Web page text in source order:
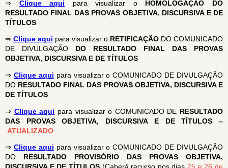
⇒ Clique aqui para visualizar o HOMOLOGAÇÃO DO
RESULTADO FINAL DAS PROVAS OBJETIVA, DISCURSIVA E DE
TÍTULOS
⇒ Clique aqui para visualizar o RETIFICAÇÃO DO COMUNICADO
DE DIVULGAÇÃO DO RESULTADO FINAL DAS PROVAS
OBJETIVA, DISCURSIVA E DE TÍTULOS
⇒ Clique aqui para visualizar o COMUNICADO DE DIVULGAÇÃO
DO RESULTADO FINAL DAS PROVAS OBJETIVA, DISCURSIVA E
DE TÍTULOS
⇒ Clique aqui para visualizar o COMUNICADO DE RESULTADO
DAS PROVAS OBJETIVA, DISCURSIVA E DE TÍTULOS –
ATUALIZADO
⇒ Clique aqui para visualizar o COMUNICADO DE DIVULGAÇÃO
DO RESULTADO PROVISÓRIO DAS PROVAS OBJETIVA,